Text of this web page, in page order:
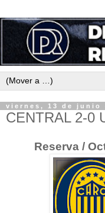
viernes, 13 de junio
CENTRAL 2-0
Reserva /